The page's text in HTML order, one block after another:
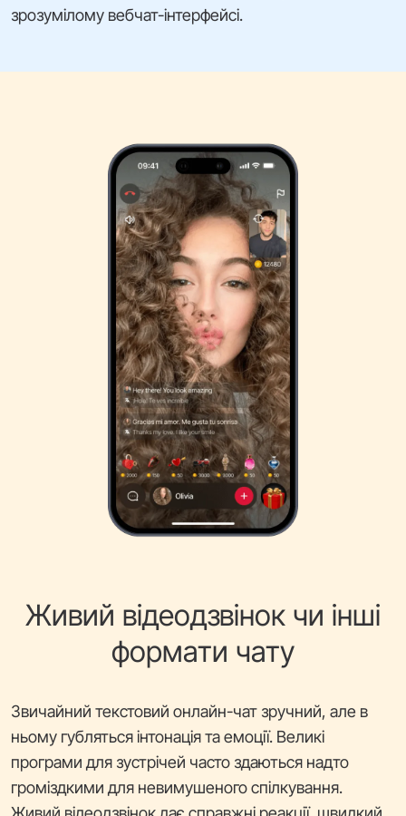
зрозумілому вебчат-інтерфейсі.
Живий відеодзвінок чи інші
формати чату
Звичайний текстовий онлайн-чат зручний, але в
ньому губляться інтонація та емоції. Великі
програми для зустрічей часто здаються надто
громіздкими для невимушеного спілкування.